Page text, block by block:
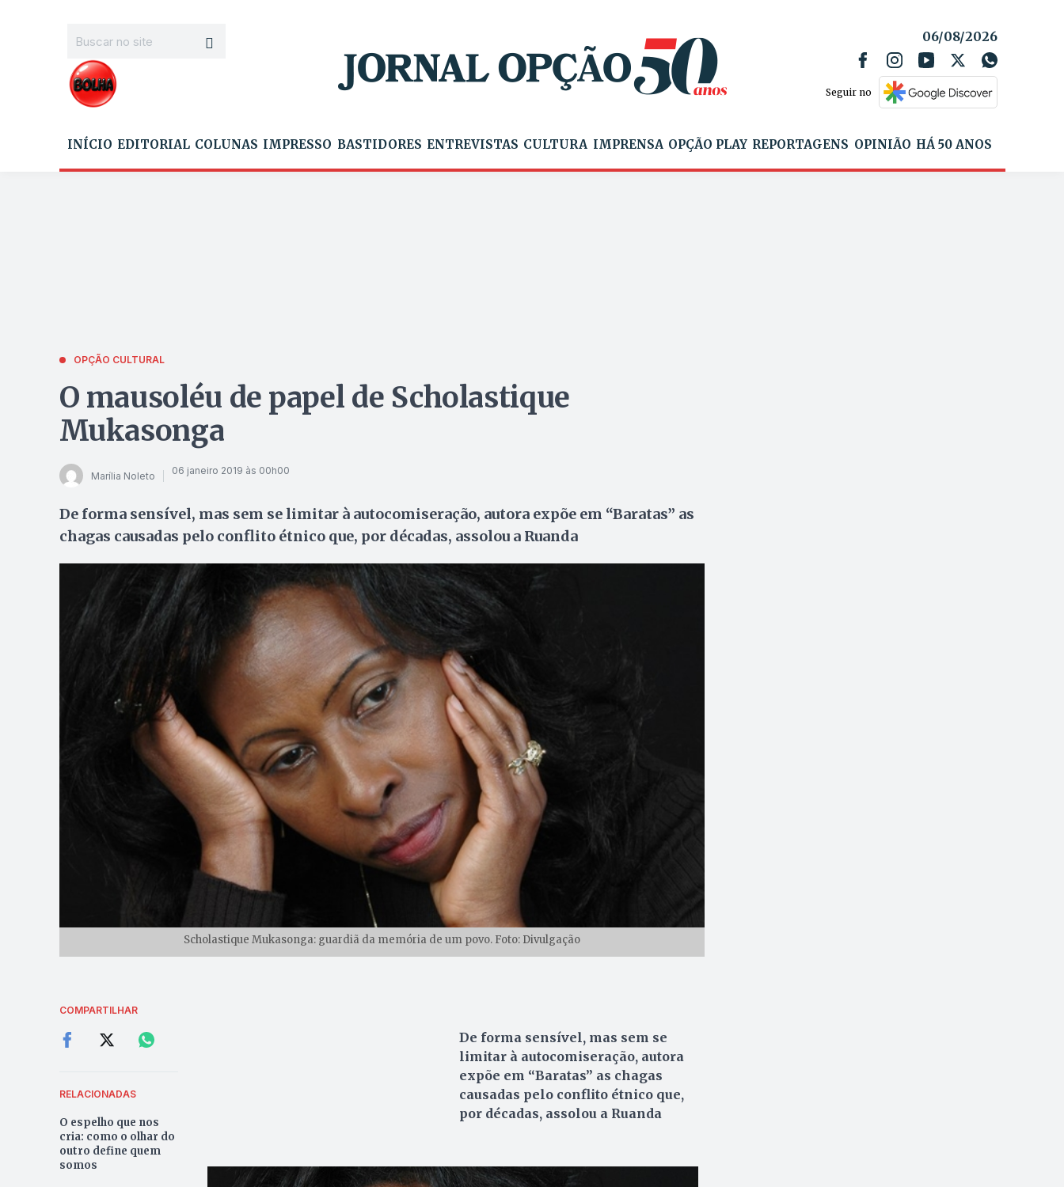
06/08/2026
Seguir no
INÍCIO EDITORIAL COLUNAS IMPRESSO BASTIDORES ENTREVISTAS CULTURA IMPRENSA OPÇÃO PLAY REPORTAGENS OPINIÃO HÁ 50 ANOS
OPÇÃO CULTURAL
O mausoléu de papel de Scholastique
Mukasonga
Marília Noleto 06 janeiro 2019 às 00h00
De forma sensível, mas sem se limitar à autocomiseração, autora expõe em “Baratas” as
chagas causadas pelo conflito étnico que, por décadas, assolou a Ruanda
Scholastique Mukasonga: guardiã da memória de um povo. Foto: Divulgação
COMPARTILHAR
RELACIONADAS
O espelho que nos
cria: como o olhar do
outro define quem
somos
De forma sensível, mas sem se
limitar à autocomiseração, autora
expõe em “Baratas” as chagas
causadas pelo conflito étnico que,
por décadas, assolou a Ruanda